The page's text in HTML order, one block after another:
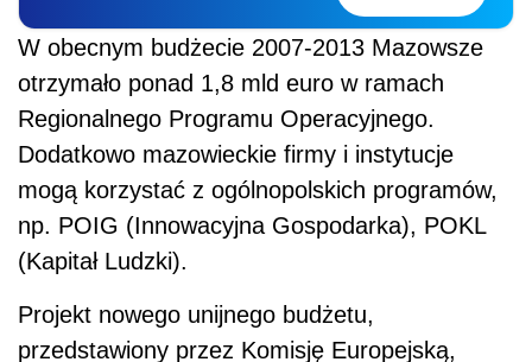
W obecnym budżecie 2007-2013 Mazowsze
otrzymało ponad 1,8 mld euro w ramach
Regionalnego Programu Operacyjnego.
Dodatkowo mazowieckie firmy i instytucje
mogą korzystać z ogólnopolskich programów,
np. POIG (Innowacyjna Gospodarka), POKL
(Kapitał Ludzki).
Projekt nowego unijnego budżetu,
przedstawiony przez Komisję Europejską,